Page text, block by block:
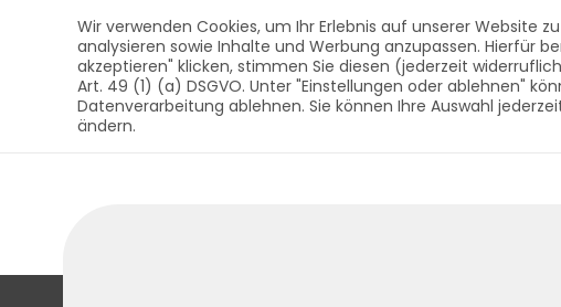
AUST
AUST Bestattungsbedarf - Qualität aus dem
SÄRGE URNEN
Wir verwenden Cookies, um Ihr Erlebnis auf unserer Website
analysieren sowie Inhalte und Werbung anzupassen. Hierfür
akzeptieren" klicken, stimmen Sie diesen (jederzeit
Art. 49 (1) (a) DSGVO. Unter "Einstellungen oder ablehnen"
Datenverarbeitung ablehnen. Sie können Ihre Auswahl
ändern.